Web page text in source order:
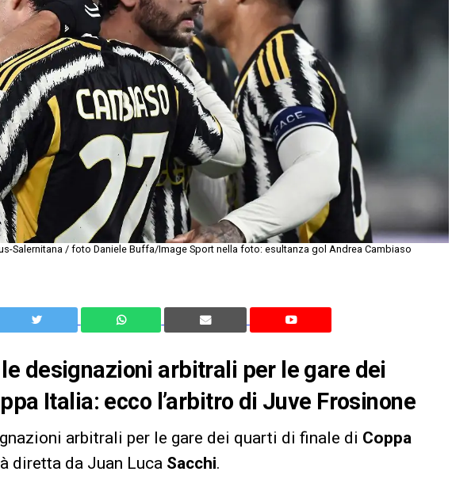
Salernitana / foto Daniele Buffa/Image Sport nella foto: esultanza gol Andrea Cambiaso
le designazioni arbitrali per le gare dei
Italia: ecco l’arbitro di Juve Frosinone
arbitrali per le gare dei quarti di finale di Coppa
diretta da Juan Luca Sacchi.